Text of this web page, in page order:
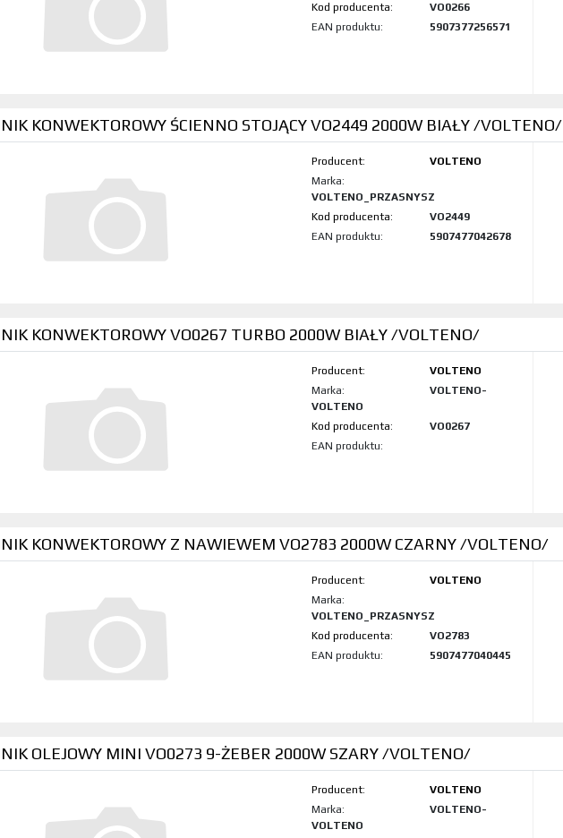
Kod produktu:
VO0266
EAN produktu:
5907377256571
KONWEKTOROWY ŚCIENNO STOJĄCY VO2449 2000W BIAŁY /VOLTENO/
Producent:
VOLTENO
Marka:
VOLTENO_PRZASNYSZ
Kod produktu:
VO2449
EAN produktu:
5907477042678
KONWEKTOROWY VO0267 TURBO 2000W BIAŁY /VOLTENO/
Producent:
VOLTENO
Marka:
VOLTENO-
VOLTENO
Kod produktu:
VO0267
EAN produktu:
KONWEKTOROWY Z NAWIEWEM VO2783 2000W CZARNY /VOLTENO/
Producent:
VOLTENO
Marka:
VOLTENO_PRZASNYSZ
Kod produktu:
VO2783
EAN produktu:
5907477040445
OLEJOWY MINI VO0273 9-ŻEBER 2000W SZARY /VOLTENO/
Producent:
VOLTENO
Marka:
VOLTENO-
VOLTENO